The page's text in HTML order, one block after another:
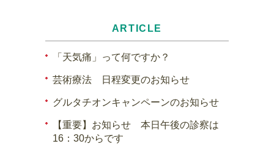
ARTICLE
「天気痛」って何ですか？
芸術療法 日程変更のお知らせ
グルタチオンキャンペーンのお知らせ
【重要】お知らせ 本日午後の診察は
16：30からです